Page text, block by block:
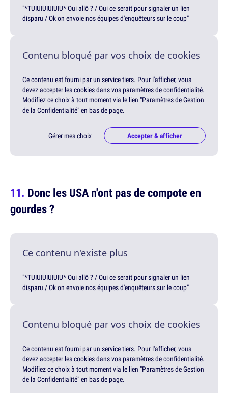
"*TUIUIUIUIUIU* Oui allô ? / Oui ce serait pour signaler un lien
disparu / Ok on envoie nos équipes d'enquêteurs sur le coup"
Contenu bloqué par vos choix de cookies
Ce contenu est fourni par un service tiers. Pour l'afficher, vous
devez accepter les cookies dans vos paramètres de confidentialité.
Modifiez ce choix à tout moment via le lien "Paramètres de Gestion
de la Confidentialité" en bas de page.
Gérer mes choix Accepter & afficher
Donc les USA n'ont pas de compote en
gourdes ?
Ce contenu n'existe plus
"*TUIUIUIUIUIU* Oui allô ? / Oui ce serait pour signaler un lien
disparu / Ok on envoie nos équipes d'enquêteurs sur le coup"
Contenu bloqué par vos choix de cookies
Ce contenu est fourni par un service tiers. Pour l'afficher, vous
devez accepter les cookies dans vos paramètres de confidentialité.
Modifiez ce choix à tout moment via le lien "Paramètres de Gestion
de la Confidentialité" en bas de page.